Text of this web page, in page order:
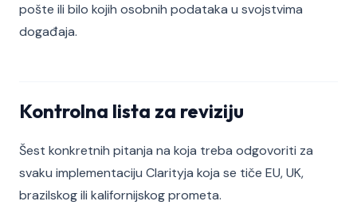
pošte ili bilo kojih osobnih podataka u svojstvima
događaja.
Kontrolna lista za reviziju
Šest konkretnih pitanja na koja treba odgovoriti za
svaku implementaciju Clarityja koja se tiče EU, UK,
brazilskog ili kalifornijskog prometa.